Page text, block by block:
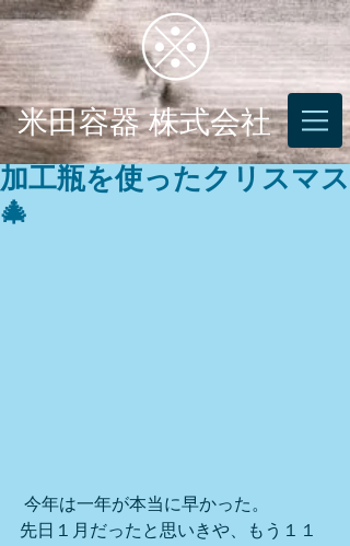
米田容器 株式会社
加工瓶を使ったクリスマス
🎄
今年は一年が本当に早かった。
先日１月だったと思いきや、もう１１